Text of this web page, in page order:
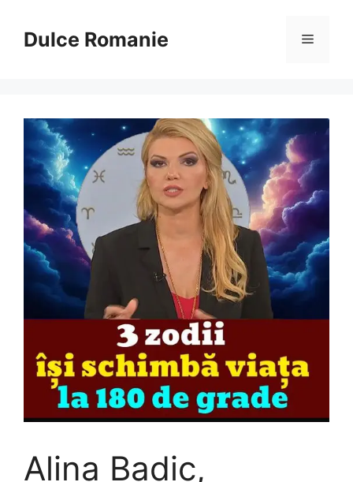
conținutDulce Romanie Meniu
Alina Badic,